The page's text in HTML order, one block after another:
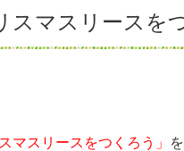
スマスリースを
マスリースをつくろう」